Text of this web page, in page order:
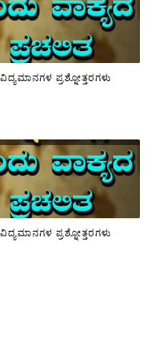
ಪ್ರಶ್ನೋತ್ತರಗಳು
ಪ್ರಶ್ನೋತ್ತರಗಳು